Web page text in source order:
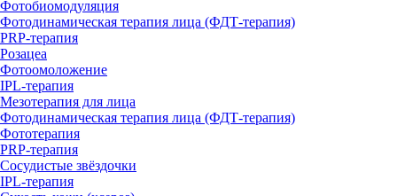
Фотобиомодуляция
Фотодинамическая терапия лица (ФДТ-терапия)
PRP-терапия
Розацеа
Фотоомоложение
IPL‑терапия
Мезотерапия для лица
Фотодинамическая терапия лица (ФДТ-терапия)
Фототерапия
PRP-терапия
Сосудистые звёздочки
IPL‑терапия